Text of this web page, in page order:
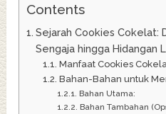
Contents
Sejarah Cookies Cokelat:
Sengaja hingga Hidangan
Manfaat Cookies
Bahan-Bahan untuk
Bahan Utama:
Bahan Tambahan